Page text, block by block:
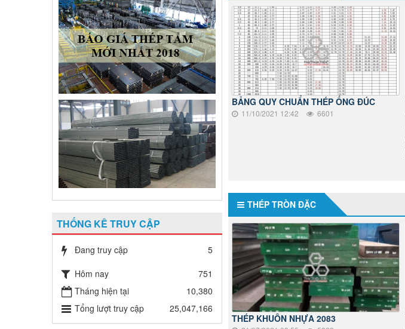
BẢNG QUY CHUẨN THÉP ỐNG ĐÚC
11/10/2021 12:42 6601
THÉP TRÒN ĐẶC
THÉP KHUÔN NHỰA 2083
THỐNG KÊ TRUY CẬP
Đang truy cập
5
Hôm nay
751
Tháng hiện tại
10,380
Tổng lượt truy cập
25,047,166